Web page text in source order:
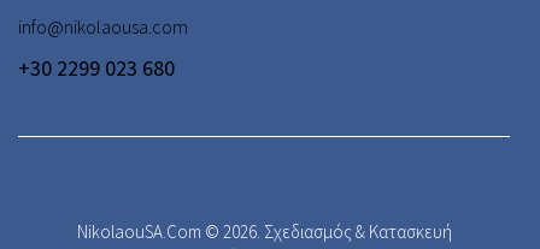
info@nikolaousa.com
+30 2299 023 680
NikolaouSA.Com © 2026. Σχεδιασμός & Κατασκευή